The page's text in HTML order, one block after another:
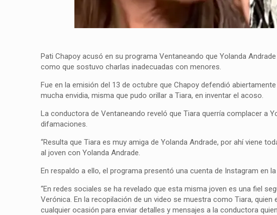
Pati Chapoy acusó en su programa Ventaneando que Yolanda
como que sostuvo charlas inadecuadas con menores.
Fue en la emisión del 13 de octubre que Chapoy defendió
mucha envidia, misma que pudo orillar a Tiara, en inventar el acoso.
La conductora de Ventaneando reveló que Tiara querría complacer a
difamaciones.
“Resulta que Tiara es muy amiga de Yolanda Andrade, por ahí viene
al joven con Yolanda Andrade.
En respaldo a ello, el programa presentó una cuenta de Instagram en
“En redes sociales se ha revelado que esta misma joven es una fiel
Verónica. En la recopilación de un video se muestra como Tiara, quien
cualquier ocasión para enviar detalles y mensajes a la conductora